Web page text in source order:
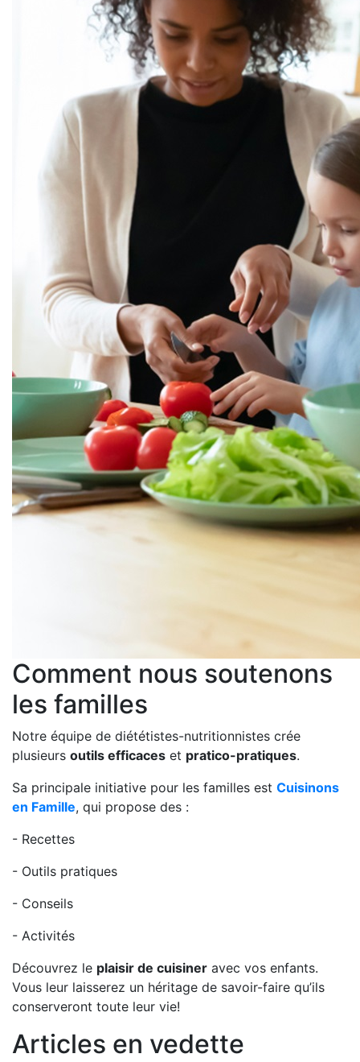
Comment nous soutenons
les familles
Notre équipe de diététistes-nutritionnistes crée
plusieurs outils efficaces et pratico-pratiques.
Sa principale initiative pour les familles est Cuisinons
en Famille, qui propose des :
- Recettes
- Outils pratiques
- Conseils
- Activités
Découvrez le plaisir de cuisiner avec vos enfants.
Vous leur laisserez un héritage de savoir-faire qu’ils
conserveront toute leur vie!
Articles en vedette